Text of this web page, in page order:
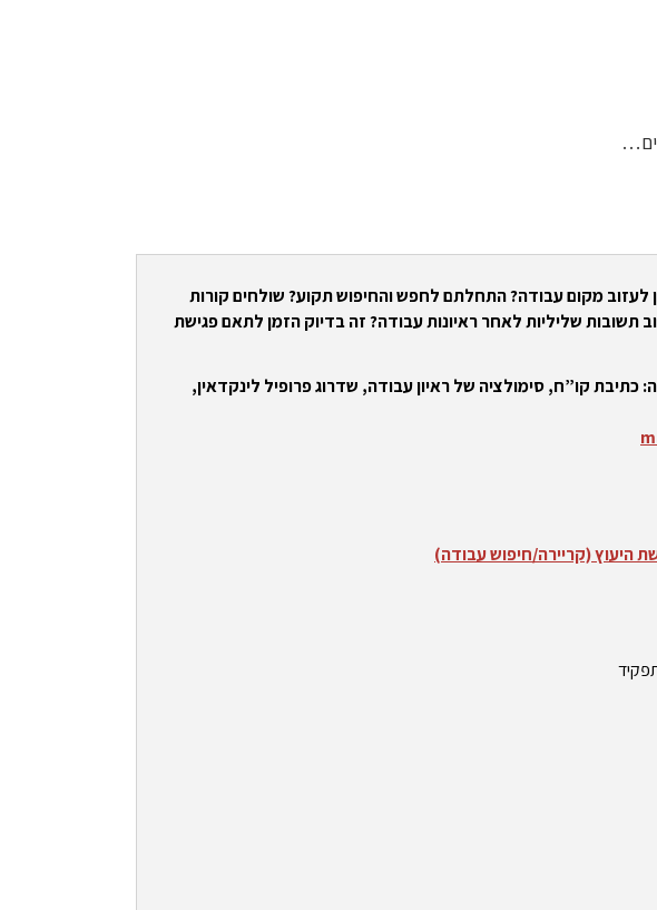
לעזוב מקום עבודה? התחלתם לחפש והחיפוש תקוע? שולחים קורות
תשובות שליליות לאחר ראיונות עבודה? זה בדיוק הזמן לתאם פגישת
כתיבת קו”ח, סימולציה של ראיון עבודה, שדרוג פרופיל לינקדאין,
היעוץ (קריירה/חיפוש עבודה)